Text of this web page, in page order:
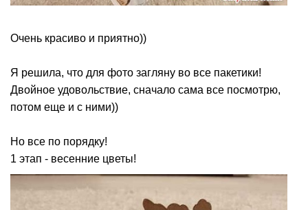
Очень красиво и приятно))
Я решила, что для фото загляну во все пакетики!
Двойное удовольствие, сначало сама все посмотрю,
потом еще и с ними))
Но все по порядку!
1 этап - весенние цветы!